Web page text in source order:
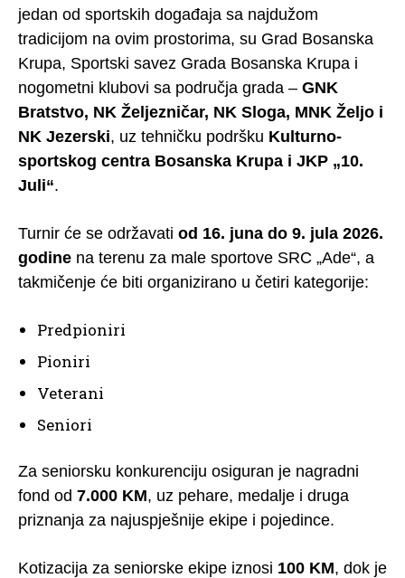
jedan od sportskih događaja sa najdužom
tradicijom na ovim prostorima, su Grad Bosanska
Krupa, Sportski savez Grada Bosanska Krupa i
nogometni klubovi sa područja grada – GNK
Bratstvo, NK Željezničar, NK Sloga, MNK Željo i
NK Jezerski, uz tehničku podršku Kulturno-
sportskog centra Bosanska Krupa i JKP „10.
Juli“.
Turnir će se održavati od 16. juna do 9. jula 2026.
godine na terenu za male sportove SRC „Ade“, a
takmičenje će biti organizirano u četiri kategorije:
Predpioniri
Pioniri
Veterani
Seniori
Za seniorsku konkurenciju osiguran je nagradni
fond od 7.000 KM, uz pehare, medalje i druga
priznanja za najuspješnije ekipe i pojedince.
Kotizacija za seniorske ekipe iznosi 100 KM, dok je